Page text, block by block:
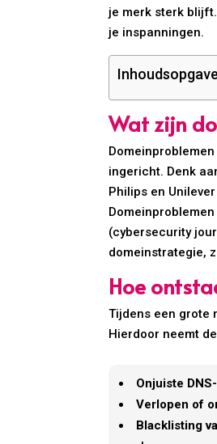
je merk sterk
je inspanningen.
Wat zijn
ingericht. Denk
Philips en
(cybersecurity
domeinstrategie,
Hoe
Tijdens een grote
Hierdoor neemt
Onjuiste
Verlopen of
Blacklisting